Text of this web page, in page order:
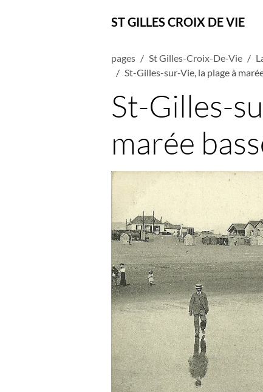
ST GILLES CROIX DE VIE
pages St Gilles-Croix-De-Vie
St-Gilles-sur-Vie, la plage à
St-Gilles-
marée